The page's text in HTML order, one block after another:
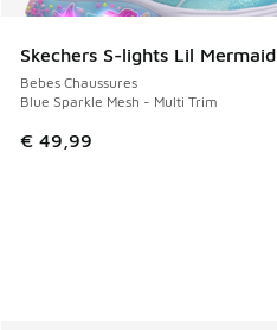
Skechers S-lights Lil Mermaid
Bebes Chaussures
Blue Sparkle Mesh - Multi Trim
€ 49,99